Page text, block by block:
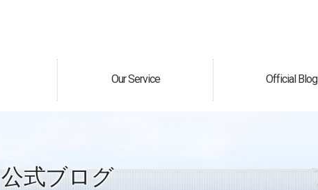
Our Service
サービス案内 Official Blog
公式ブログ
公式ブログ